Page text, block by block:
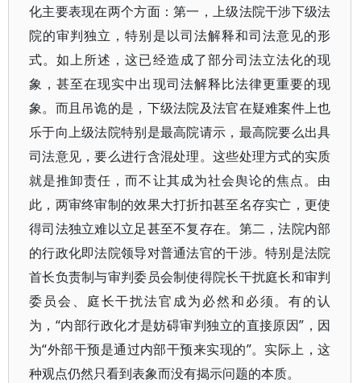
化主要表现在两个方面：第一，上级法院干涉下级法
院的审判独立，特别是以司法解释和司法意见的形
式。如上所述，这已经造成了部分司法立法化的现
象，甚至在现实中出现司法解释比法律更重要的现
象。而且吊诡的是，下级法院及法官在疑难案件上也
乐于向上级法院特别是最高院请示，最高院要么出具
司法意见，要么进行含混处理。这些处理方式的实质
就是推卸责任，而不让其成为社会舆论的焦点。由
此，两审终审制的效果大打折扣甚至名存实亡，更使
得司法独立难以立足甚至不复存在。第二，法院内部
的行政化即法院领导对普通法官的干涉。特别是法院
首长负责制与审判委员会制使得院长干扰庭长和审判
委员会、庭长干扰法官成为必然和必须。有的认
为，“内部行政化才是妨碍审判独立的直接原因”，因
为“外部干预是通过内部干预来实现的”。实际上，这
种观点仍然只看到表象而没有揭示问题的本质。